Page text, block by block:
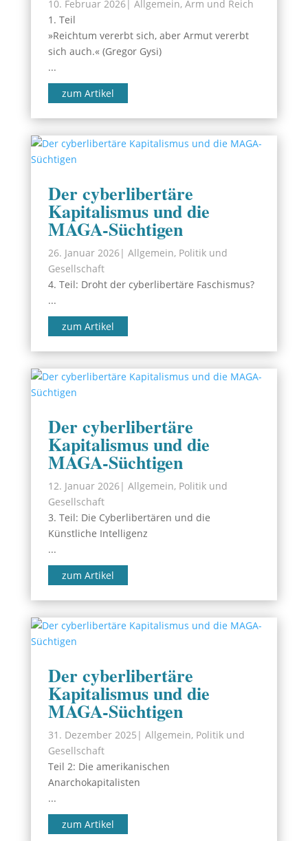
10. Februar 2026| Allgemein, Arm und Reich
1. Teil
»Reichtum vererbt sich, aber Armut vererbt
sich auch.« (Gregor Gysi)
...
zum Artikel
Der cyberlibertäre
Kapitalismus und die
MAGA-Süchtigen
26. Januar 2026| Allgemein, Politik und
Gesellschaft
4. Teil: Droht der cyberlibertäre Faschismus?
...
zum Artikel
Der cyberlibertäre
Kapitalismus und die
MAGA-Süchtigen
12. Januar 2026| Allgemein, Politik und
Gesellschaft
3. Teil: Die Cyberlibertären und die
Künstliche Intelligenz
...
zum Artikel
Der cyberlibertäre
Kapitalismus und die
MAGA-Süchtigen
31. Dezember 2025 | Allgemein, Politik und
Gesellschaft
Teil 2: Die amerikanischen
Anarchokapitalisten
...
zum Artikel